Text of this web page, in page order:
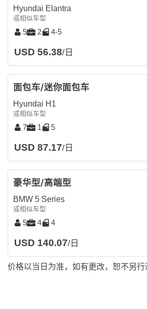
Hyundai Elantra
或相似车型
5 2 4-5
USD 56.38/日
面包车/迷你面包车
Hyundai H1
或相似车型
7 1 5
USD 87.17/日
豪华型/高端型
BMW 5 Series
或相似车型
5 4 4
USD 140.07/日
价格以当日为准，如有更改，恕不另行